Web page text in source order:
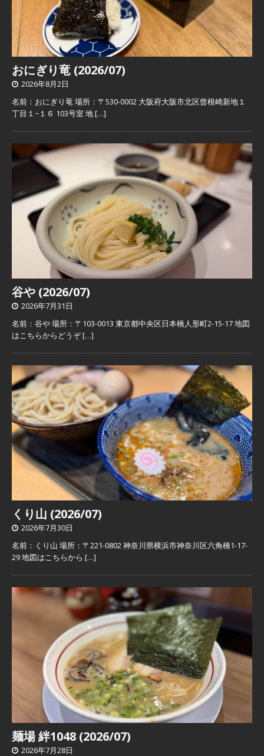
おにぎり竜 (2026/07)
2026年8月2日
名前：おにぎり竜 場所：〒530-0002 大阪府大阪市北区曾根崎新地１
丁目１−１６ 103号室 地[…]
谷や (2026/07)
2026年7月31日
名前：谷や 場所：〒103-0013 東京都中央区日本橋人形町2-15-17 地図
はこちらからどうぞ[…]
くり山 (2026/07)
2026年7月30日
名前：くり山 場所：〒221-0802 神奈川県横浜市神奈川区六角橋1-17-
29 地図はこちらから […]
麺場 絆1048 (2026/07)
2026年7月28日